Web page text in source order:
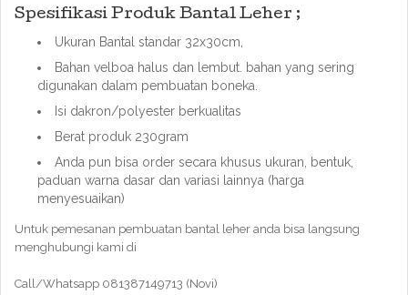
Spesifikasi Produk Bantal Leher ;
Ukuran Bantal standar 32x30cm,
Bahan velboa halus dan lembut. bahan yang sering
digunakan dalam pembuatan boneka.
Isi dakron/polyester berkualitas
Berat produk 230gram
Anda pun bisa order secara khusus ukuran, bentuk,
paduan warna dasar dan variasi lainnya (harga
menyesuaikan)
Untuk pemesanan pembuatan bantal leher anda bisa langsung
menghubungi kami di
Call/Whatsapp 081387149713 (Novi)